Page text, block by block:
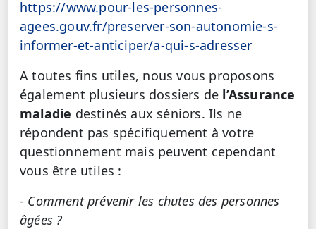
https://www.pour-les-personnes-
agees.gouv.fr/preserver-son-autonomie-s-
informer-et-anticiper/a-qui-s-adresser
A toutes fins utiles, nous vous proposons
également plusieurs dossiers de l’Assurance
maladie destinés aux séniors. Ils ne
répondent pas spécifiquement à votre
questionnement mais peuvent cependant
vous être utiles :
- Comment prévenir les chutes des personnes
âgées ?